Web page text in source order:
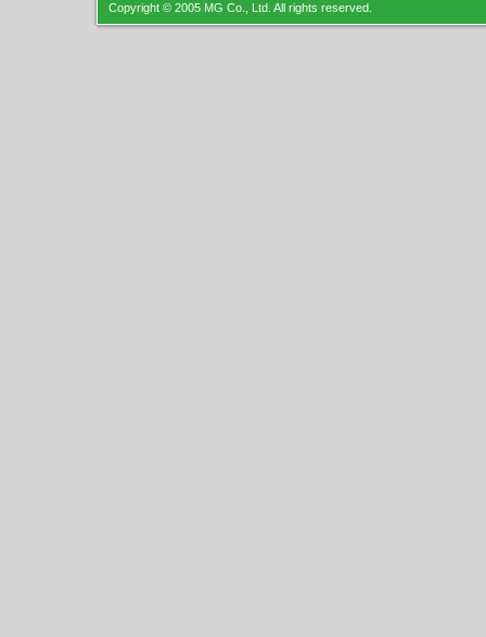
Copyright © 2005 MG Co., Ltd. All rights reserved.